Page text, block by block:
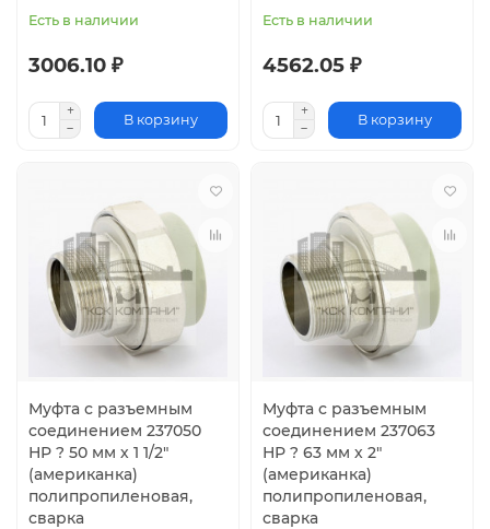
Есть в наличии
3006.10 ₽
В корзину
Есть в наличии
4562.05 ₽
В корзину
Муфта с разъемным
соединением 237050
НР ? 50 мм х 1 1/2"
(американка)
полипропиленовая,
сварка
Муфта с разъемным
соединением 237063
НР ? 63 мм х 2"
(американка)
полипропиленовая,
сварка